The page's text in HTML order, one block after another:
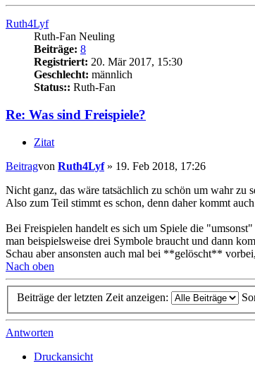
Ruth4Lyf
Ruth-Fan Neuling
Beiträge: 8
Registriert: 20. Mär 2017, 15:30
Geschlecht: männlich
Status:: Ruth-Fan
Re: Was sind Freispiele?
Zitat
Beitragvon Ruth4Lyf» 19. Feb 2018, 17:26
Nicht ganz, das wäre tatsächlich zu schön um wahr zu
Also zum Teil stimmt es schon, denn daher kommt
Bei Freispielen handelt es sich um Spiele die
man beispielsweise drei Symbole braucht und dann
Schau aber ansonsten auch mal bei **gelöscht**
Nach oben
Beiträge der letzten Zeit anzeigen:
Antworten
Druckansicht